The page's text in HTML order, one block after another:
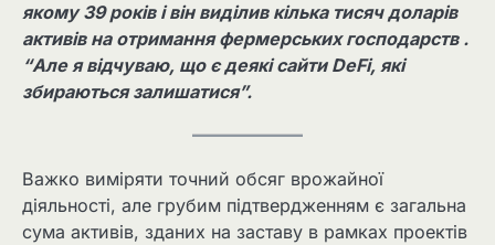
якому 39 років і він виділив кілька тисяч доларів
активів на отримання фермерських господарств .
“Але я відчуваю, що є деякі сайти DeFi, які
збираються залишатися”.
Важко виміряти точний обсяг врожайної
діяльності, але грубим підтвердженням є загальна
сума активів, зданих на заставу в рамках проектів